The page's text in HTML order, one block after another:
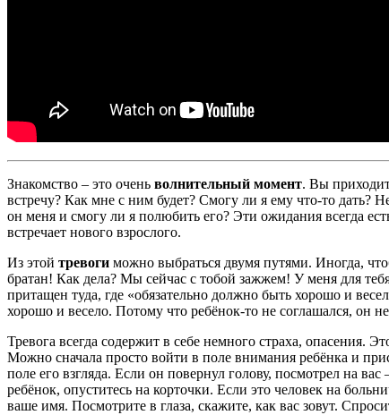
Знакомство – это очень волнительный момент. Вы
встречу? Как мне с ним будет? Смогу ли я ему что-то
он меня и смогу ли я полюбить его? Эти ожидания всегда
встречает нового взрослого.
Из этой тревоги можно выбраться двумя путями. Иногда,
братан! Как дела? Мы сейчас с тобой зажжем! У меня для
притащен туда, где «обязательно должно быть хорошо и
хорошо и весело. Потому что ребёнок-то не соглашался, он
Тревога всегда содержит в себе немного страха, опасения.
Можно сначала просто войти в поле внимания ребёнка и
поле его взгляда. Если он повернул голову, посмотрел на
ребёнок, опуститесь на корточки. Если это человек на
ваше имя. Посмотрите в глаза, скажите, как вас зовут.